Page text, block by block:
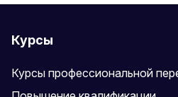
Курсы
Курсы профессиональной